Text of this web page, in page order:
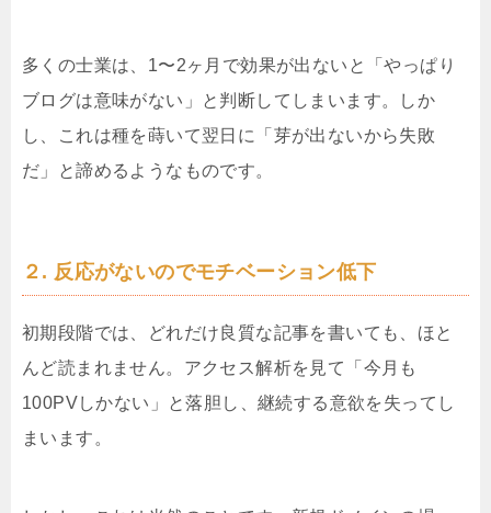
多くの士業は、1〜2ヶ月で効果が出ないと「やっぱり
ブログは意味がない」と判断してしまいます。しか
し、これは種を蒔いて翌日に「芽が出ないから失敗
だ」と諦めるようなものです。
２ . 反応がないのでモチベーション低下
初期段階では、どれだけ良質な記事を書いても、ほと
んど読まれません。アクセス解析を見て「今月も
100PVしかない」と落胆し、継続する意欲を失ってし
まいます。